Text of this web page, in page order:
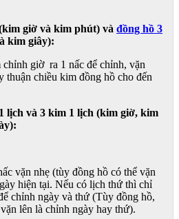
giờ và kim phút) và đồng hồ 3
kim giây):
giờ ra 1 nấc để chỉnh, vặn
thuận chiều kim đồng hồ cho đến
lịch và 3 kim 1 lịch (kim giờ, kim
vặn nhẹ (tùy đồng hồ có thể vặn
hiện tại. Nếu có lịch thứ thì chỉ
chỉnh ngày và thứ (Tùy đồng hồ,
lên là chỉnh ngày hay thứ).